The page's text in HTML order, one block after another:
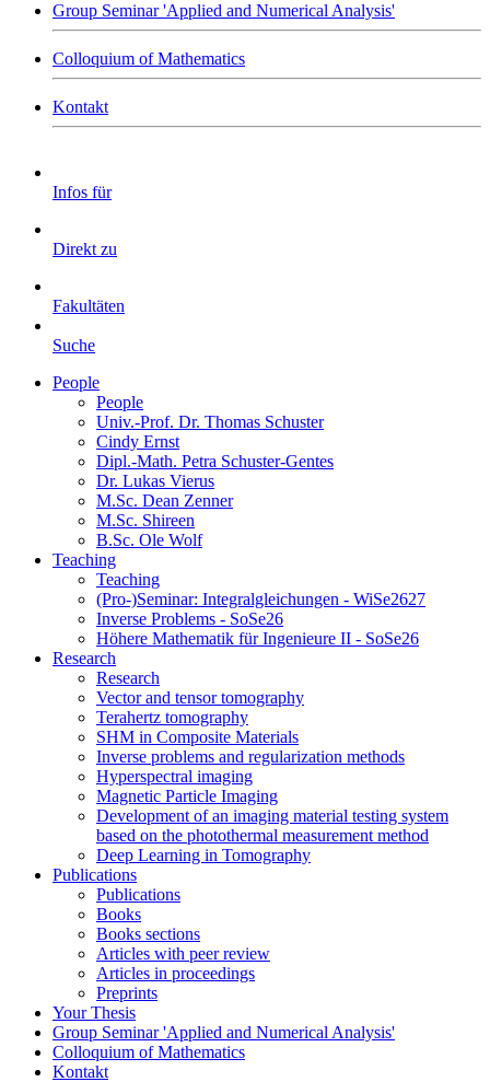
Group Seminar 'Applied and Numerical Analysis'
Colloquium of Mathematics
Kontakt
Infos für
Direkt zu
Fakultäten
Suche
People
People
Univ.-Prof. Dr. Thomas Schuster
Cindy Ernst
Dipl.-Math. Petra Schuster-Gentes
Dr. Lukas Vierus
M.Sc. Dean Zenner
M.Sc. Shireen
B.Sc. Ole Wolf
Teaching
Teaching
(Pro-)Seminar: Integralgleichungen - WiSe2627
Inverse Problems - SoSe26
Höhere Mathematik für Ingenieure II - SoSe26
Research
Research
Vector and tensor tomography
Terahertz tomography
SHM in Composite Materials
Inverse problems and regularization methods
Hyperspectral imaging
Magnetic Particle Imaging
Development of an imaging material testing system
based on the photothermal measurement method
Deep Learning in Tomography
Publications
Publications
Books
Books sections
Articles with peer review
Articles in proceedings
Preprints
Your Thesis
Group Seminar 'Applied and Numerical Analysis'
Colloquium of Mathematics
Kontakt